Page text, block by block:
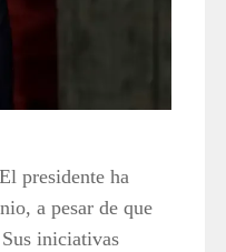
presidente ha
a pesar de que
iniciativas